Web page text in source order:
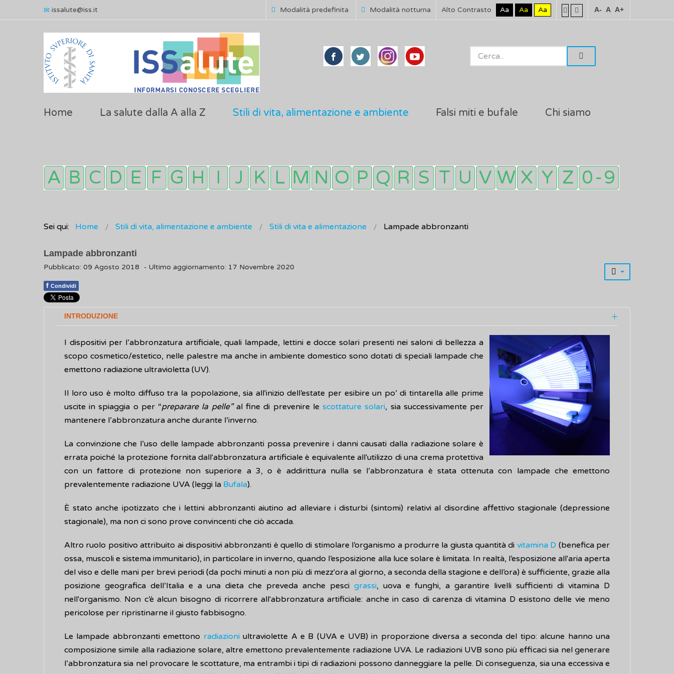
issalute@iss.it Modalità predefinita Modalità notturna Alto Contrasto Aa Aa Aa A- A A+
Home La salute dalla A alla Z Stili di vita, alimentazione e ambiente Falsi miti e bufale Chi siamo
Sei qui: Home Stili di vita, alimentazione e ambiente Stili di vita e alimentazione Lampade abbronzanti
Lampade abbronzanti
Pubblicato: 09 Agosto 2018 - Ultimo aggiornamento: 17 Novembre 2020
f Condividi
INTRODUZIONE
I dispositivi per l’abbronzatura artificiale, quali lampade, lettini e docce solari presenti nei saloni di bellezza a
scopo cosmetico/estetico, nelle palestre ma anche in ambiente domestico sono dotati di speciali lampade che
emettono radiazione ultravioletta (UV).
Il loro uso è molto diffuso tra la popolazione, sia all'inizio dell’estate per esibire un po’ di tintarella alle prime
uscite in spiaggia o per “preparare la pelle” al fine di prevenire lescottature solari, sia successivamente per
mantenere l’abbronzatura anche durante l’inverno.
La convinzione che l’uso delle lampade abbronzanti possa prevenire i danni causati dalla radiazione solare è
errata poiché la protezione fornita dall'abbronzatura artificiale è equivalente all'utilizzo di una crema protettiva
con un fattore di protezione non superiore a 3, o è addirittura nulla se l’abbronzatura è stata ottenuta con lampade che emettono
prevalentemente radiazione UVA (leggi la Bufala).
È stato anche ipotizzato che i lettini abbronzanti aiutino ad alleviare i disturbi (sintomi) relativi al disordine affettivo stagionale (depressione
stagionale), ma non ci sono prove convincenti che ciò accada.
Altro ruolo positivo attribuito ai dispositivi abbronzanti è quello di stimolare l’organismo a produrre la giusta quantità di vitamina D (benefica per
ossa, muscoli e sistema immunitario), in particolare in inverno, quando l’esposizione alla luce solare è limitata. In realtà, l’esposizione all'aria aperta
del viso e delle mani per brevi periodi (da pochi minuti a non più di mezz'ora al giorno, a seconda della stagione e dell’ora) è sufficiente, grazie alla
posizione geografica dell’Italia e a una dieta che preveda anche pesci grassi, uova e funghi, a garantire livelli sufficienti di vitamina D
nell'organismo. Non c’è alcun bisogno di ricorrere all'abbronzatura artificiale: anche in caso di carenza di vitamina D esistono delle vie meno
pericolose per ripristinarne il giusto fabbisogno.
Le lampade abbronzanti emettono radiazioniultraviolette A e B (UVA e UVB) in proporzione diversa a seconda del tipo: alcune hanno una
composizione simile alla radiazione solare, altre emettono prevalentemente radiazione UVA. Le radiazioni UVB sono più efficaci sia nel generare
l’abbronzatura sia nel provocare le scottature, ma entrambi i tipi di radiazioni possono danneggiare la pelle. Di conseguenza, sia una eccessiva e